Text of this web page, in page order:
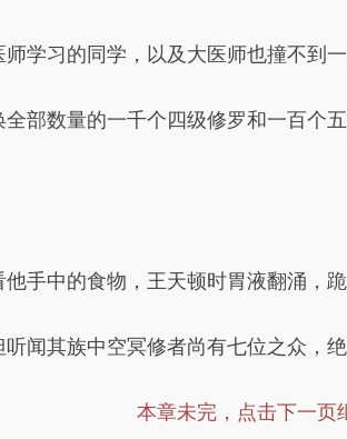
学习的同学，以及大医师也撞不到一
部数量的一千个四级修罗和一百个
手中的食物，王天顿时胃液翻涌，
闻其族中空冥修者尚有七位之众，
本章未完，点击下一页